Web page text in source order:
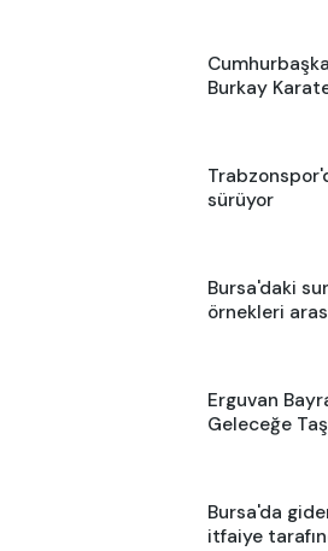
Burkay
sürüyor
Bursa'daki
örnekleri
Erguvan
Geleceğe
Bursa'da
itfaiye